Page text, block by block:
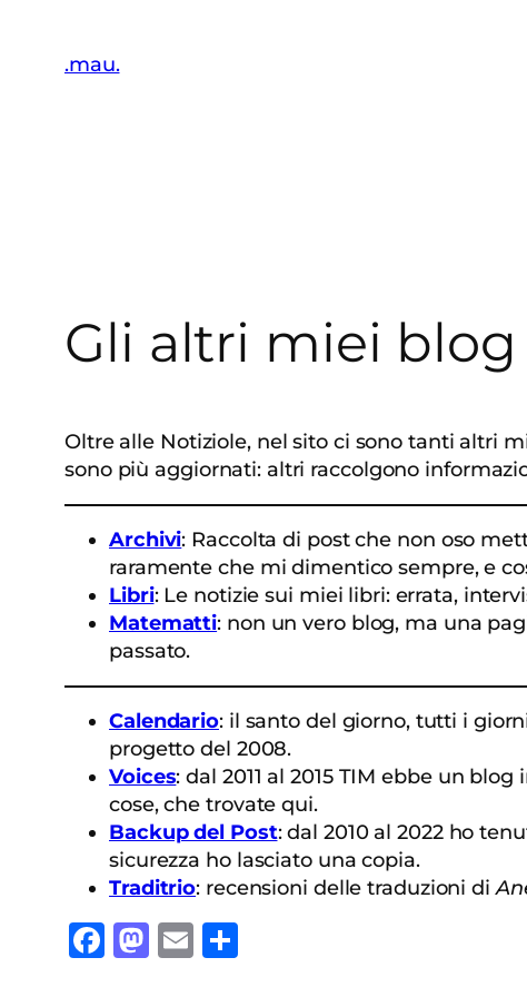
contenuto
.mau.
Gli altri miei blog
Oltre alle Notiziole, nel sito ci sono tanti altri
sono più aggiornati: altri raccolgono
Archivi: Raccolta di post che non oso
raramente che mi dimentico sempre, e
Libri: Le notizie sui miei libri: errata,
Matematti: non un vero blog, ma una
passato.
Calendario: il santo del giorno, tutti i
progetto del 2008.
Voices: dal 2011 al 2015 TIM ebbe un
cose, che trovate qui.
Backup del Post: dal 2010 al 2022 ho
sicurezza ho lasciato una copia.
Traditrio: recensioni delle traduzioni di
Facebook
Mastodon
Email